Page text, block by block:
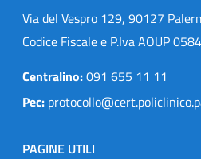
Via del Vespro 129, 90127
Codice Fiscale e P.Iva AOUP
Centralino:091 655 11 11
Pec:
PAGINE UTILI